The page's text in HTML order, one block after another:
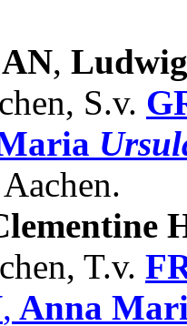
, Ludwig
S.v.
T.v.
, Anna